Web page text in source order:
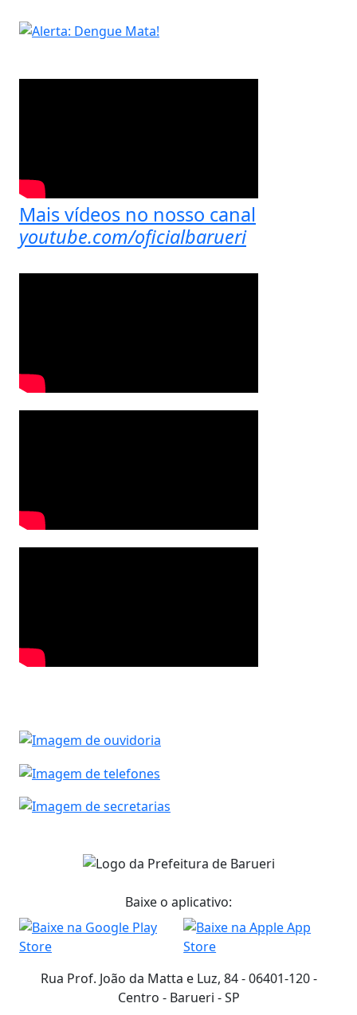
Mais vídeos no nosso canal
youtube.com/oficialbarueri
Baixe o aplicativo:
Rua Prof. João da Matta e Luz, 84 - 06401-120 -
Centro - Barueri - SP